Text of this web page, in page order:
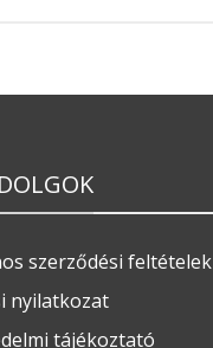
szerződési feltételek
nyilatkozat
tájékoztató